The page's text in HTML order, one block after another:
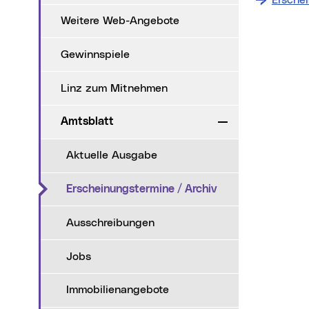
Weitere Web-Angebote
Gewinnspiele
Linz zum Mitnehmen
Amtsblatt Zuklappen
Aktuelle Ausgabe
Erscheinungstermine / Archiv(aktueller
Ausschreibungen
Jobs
Immobilienangebote